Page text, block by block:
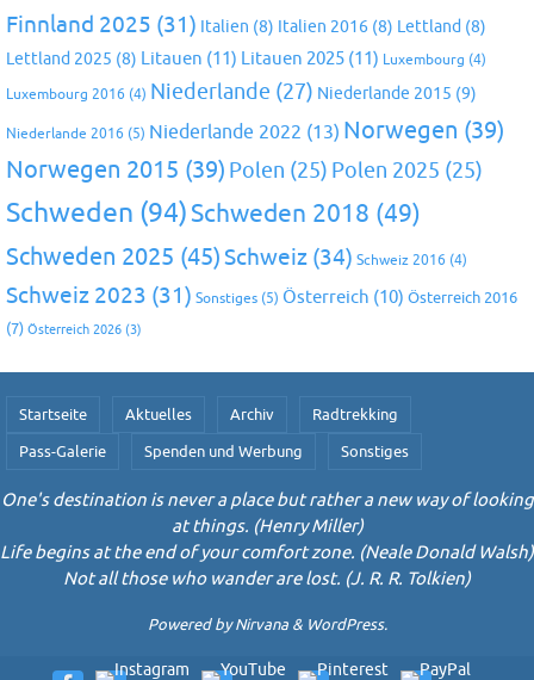
Finnland 2025 (31) Italien (8) Italien 2016 (8) Lettland (8)
Lettland 2025 (8) Litauen (11) Litauen 2025 (11) Luxembourg (4)
Luxembourg 2016 (4) Niederlande (27) Niederlande 2015 (9)
Niederlande 2016 (5) Niederlande 2022 (13) Norwegen (39)
Norwegen 2015 (39) Polen (25) Polen 2025 (25)
Schweden (94)Schweden 2018 (49)
Schweden 2025 (45)Schweiz (34) Schweiz 2016 (4)
Schweiz 2023 (31) Sonstiges (5) Österreich (10) Österreich 2016
(7) Österreich 2026 (3)
Startseite Aktuelles Archiv
Radtrekking
Pass-Galerie
Spenden und Werbung Sonstiges
One's destination is never a place but rather a new way of looking
at things. (Henry Miller)
Life begins at the end of your comfort zone. (Neale Donald Walsh)
Not all those who wander are lost. (J. R. R. Tolkien)
Powered byNirvana& WordPress.